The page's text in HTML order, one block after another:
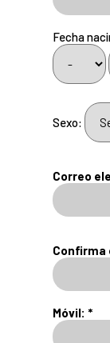
Fecha
Sexo:
Correo
Confirma
Móvil: *